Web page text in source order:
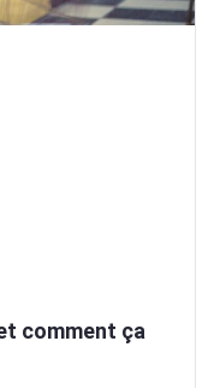
comment ça